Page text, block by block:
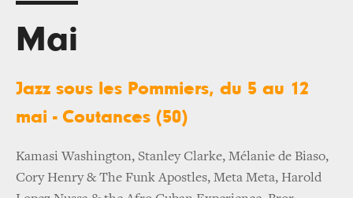
Mai
Jazz sous les Pommiers, du 5 au 12
mai - Coutances (50)
Kamasi Washington, Stanley Clarke, Mélanie de Biaso,
Cory Henry & The Funk Apostles, Meta Meta, Harold